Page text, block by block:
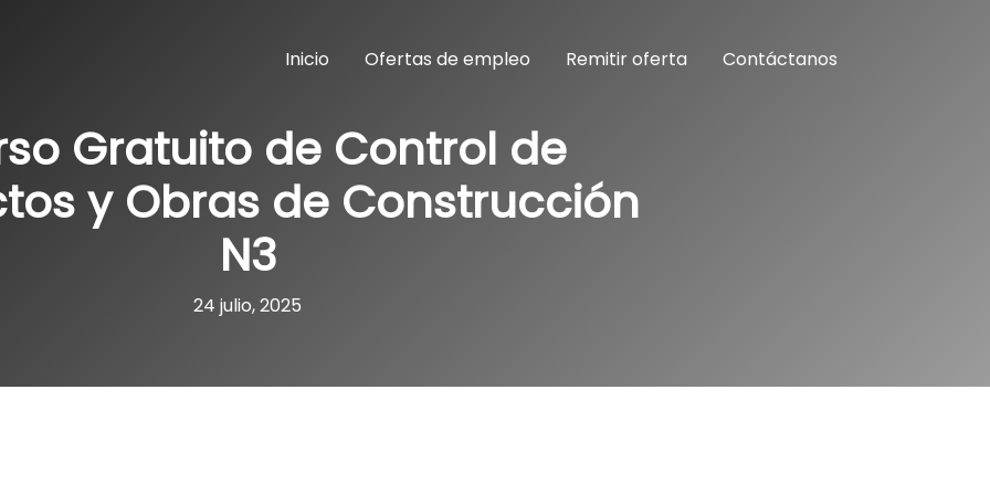
Inicio Ofertas de empleo Remitir oferta Contáctanos
Gratuito de Control de
y Obras de Construcción
N3
24 julio, 2025